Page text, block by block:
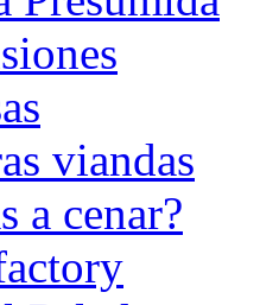
viandas
a cenar?